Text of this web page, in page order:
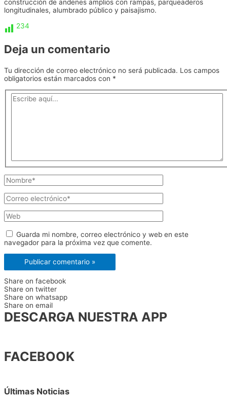
construcción de andenes amplios con rampas, parqueaderos
longitudinales, alumbrado público y paisajismo.
234
Deja un comentario
Tu dirección de correo electrónico no será publicada. Los campos
obligatorios están marcados con *
Escribe
Nombre*
Correo
electrónico*
Web
Guarda mi nombre, correo electrónico y web en este
navegador para la próxima vez que comente.
Share on facebook
Share on twitter
Share on whatsapp
Share on email
DESCARGA NUESTRA APP
FACEBOOK
Últimas Noticias